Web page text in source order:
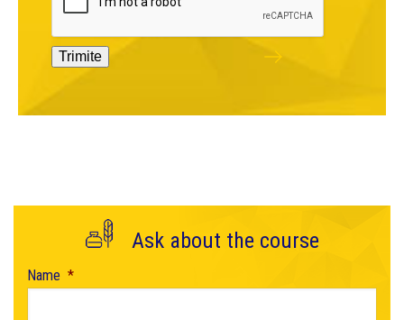
Trimite
Ask about the course
Name *